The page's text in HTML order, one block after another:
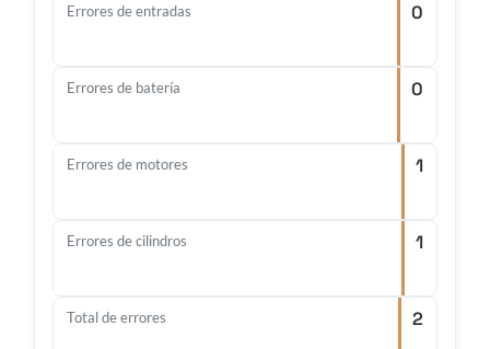
Errores de entradas 0
Errores de batería 0
Errores de motores 1
Errores de cilindros 1
Total de errores 2